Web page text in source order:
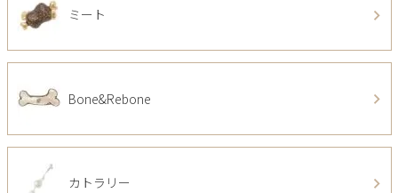
ミート
Bone&Rebone
カトラリー